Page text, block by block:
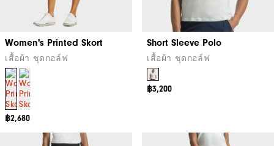
Women's Printed Skort
เสื้อผ้า ชุดกอล์ฟ
฿2,680
Short Sleeve Polo
เสื้อผ้า ชุดกอล์ฟ
฿3,200